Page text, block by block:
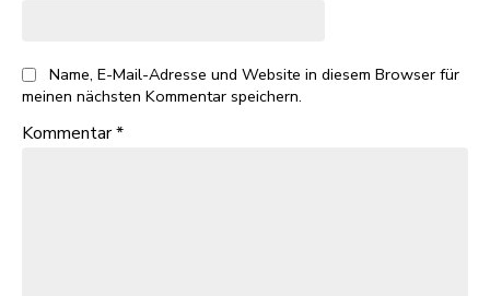
Name, E-Mail-Adresse und Website in diesem Browser für
meinen nächsten Kommentar speichern.
Kommentar*